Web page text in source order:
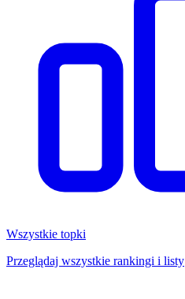
Wszystkie topki
Przeglądaj wszystkie rankingi i listy